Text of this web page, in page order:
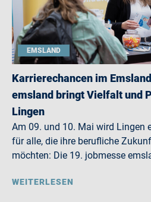
EMSLAND
Karrierechancen im
emsland bringt Vielfalt und
Lingen
Am 09. und 10. Mai wird Lingen
für alle, die ihre berufliche
möchten: Die 19. jobmesse
WEITERLESEN